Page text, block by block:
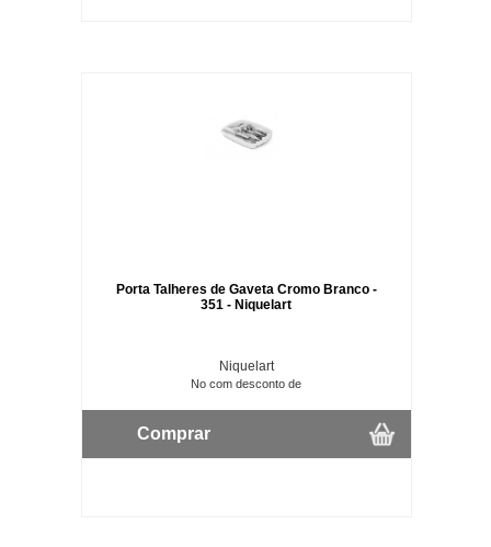
Porta Talheres de Gaveta Cromo Branco -
351 - Niquelart
Niquelart
No com desconto de
Comprar